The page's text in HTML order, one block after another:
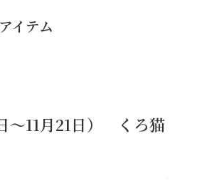
イテム
～11月21日） くろ猫